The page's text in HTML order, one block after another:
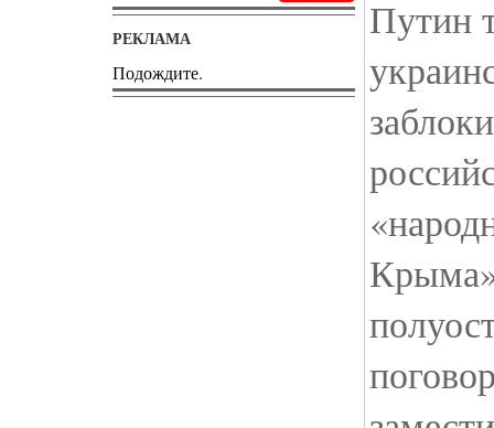
РЕКЛАМА
Подождите.
Путин